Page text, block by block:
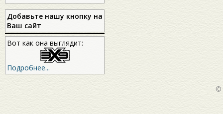
Добавьте нашу кнопку на
Ваш сайт
Вот как она выглядит:
Подробнее...
©